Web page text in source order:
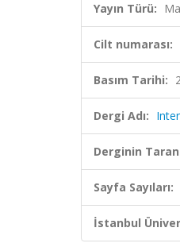
Yayın Türü:
Cilt numarası:
Basım Tarihi:
Dergi Adı:
Derginin
Sayfa Sayıları:
İstanbul